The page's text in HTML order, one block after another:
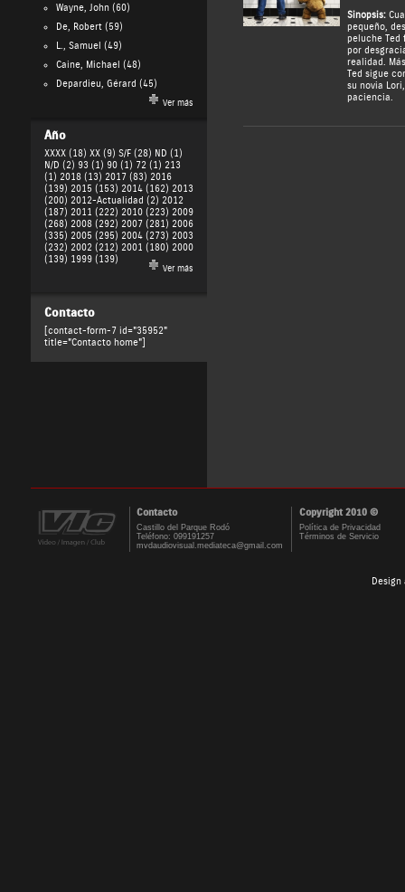
Wayne, John(60)
De, Robert(59)
L., Samuel (49)
Caine, Michael (48)
Depardieu, Gérard (45)
Ver más
Año
XXXX (18) XX (9) S/F (28) ND (1)
N/D (2) 93 (1) 90 (1) 72 (1) 213
(1) 2018 (13) 2017 (83) 2016
(139) 2015 (153) 2014 (162) 2013
(200) 2012-Actualidad (2) 2012
(187) 2011 (222) 2010 (223) 2009
(268) 2008 (292) 2007 (281) 2006
(335) 2005 (295) 2004 (273) 2003
(232) 2002 (212) 2001 (180) 2000
(139) 1999 (139)
Ver más
Contacto
[contact-form-7 id="35952"
title="Contacto home"]
Sinopsis:
pequeño,
peluche Ted
por
realidad.
Ted sigue
su novia
paciencia.
Contacto Copyright 2010 ©
Castillo del Parque Rodó
Teléfono: 099191257
mvdaudiovisual.mediateca@gmail.com
Política de Privacidad
Términos de Servicio